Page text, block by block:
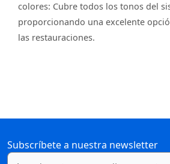
colores: Cubre todos los tonos del
proporcionando una excelente
las restauraciones.
Subscríbete a nuestra newsletter